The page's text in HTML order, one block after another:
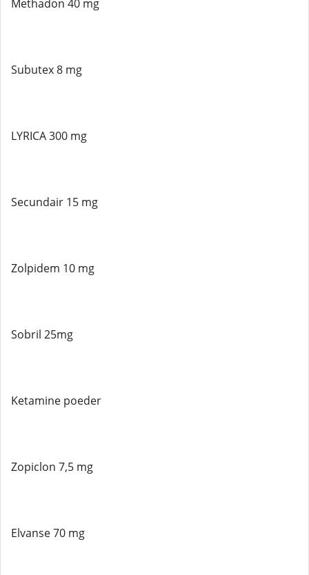
Methadon 40 mg
Subutex 8 mg
LYRICA 300 mg
Secundair 15 mg
Zolpidem 10 mg
Sobril 25mg
Ketamine poeder
Zopiclon 7,5 mg
Elvanse 70 mg